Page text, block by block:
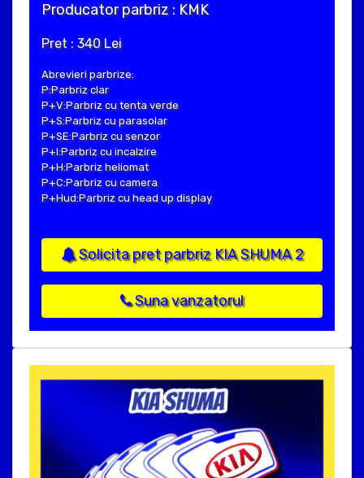
Producator parbriz : KMK
Pret : 340 Lei
Abrevieri parbrize:
P:Parbriz clar
P+V:Parbriz cu tenta verde
P+S:Parbriz cu parasolar
P+SE:Parbriz cu senzor
P+I:Parbriz cu incalzire
P+H:Parbriz heliomat
P+C:Parbriz cu camera
P+Hud:Parbriz cu head up display
Solicita pret parbriz KIA SHUMA 2
Suna vanzatorul